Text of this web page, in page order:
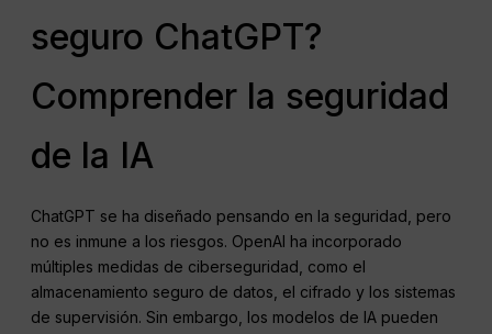
seguro ChatGPT?
Comprender la seguridad
de la IA
ChatGPT se ha diseñado pensando en la seguridad, pero
no es inmune a los riesgos. OpenAI ha incorporado
múltiples medidas de ciberseguridad, como el
almacenamiento seguro de datos, el cifrado y los sistemas
de supervisión. Sin embargo, los modelos de IA pueden